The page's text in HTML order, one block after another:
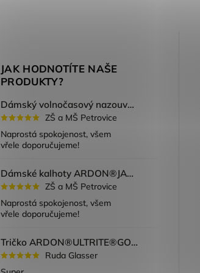
JAK HODNOTÍTE NAŠE
PRODUKTY?
Dámský volnočasový nazouvák ARDON®JUNO - růžová
ZŠ a MŠ Petrovice
Naprostá spokojenost, všem
vřele doporučujeme!
Dámské kalhoty ARDON®JASVENA šedá
ZŠ a MŠ Petrovice
Naprostá spokojenost, všem
vřele doporučujeme!
Tričko ARDON®ULTRITE®GO! dámské růžová
Ruda Glasser